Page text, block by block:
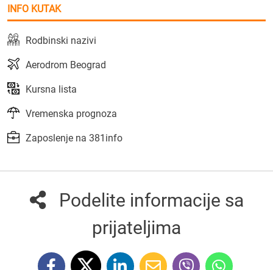
INFO KUTAK
Rodbinski nazivi
Aerodrom Beograd
Kursna lista
Vremenska prognoza
Zaposlenje na 381info
Podelite informacije sa
prijateljima